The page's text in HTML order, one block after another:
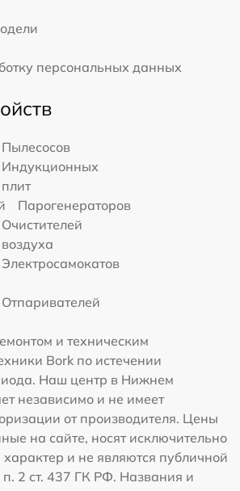
персональных данных
Пылесосов
Индукционных
плит
Парогенераторов
Очистителей
воздуха
Электросамокатов
Отпаривателей
и техническим
Bork по истечении
Наш центр в Нижнем
независимо и не имеет
от производителя. Цены
на сайте, носят исключительно
и не являются публичной
п. 2 ст. 437 ГК РФ. Названия и